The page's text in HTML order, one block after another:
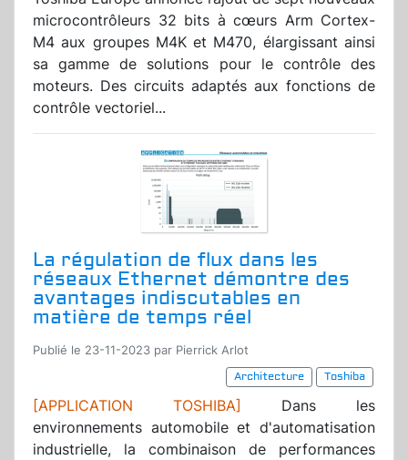
microcontrôleurs 32 bits à cœurs Arm Cortex-
M4 aux groupes M4K et M470, élargissant ainsi
sa gamme de solutions pour le contrôle des
moteurs. Des circuits adaptés aux fonctions de
contrôle vectoriel...
La régulation de flux dans les
réseaux Ethernet démontre des
avantages indiscutables en
matière de temps réel
Publié le 23-11-2023 par Pierrick Arlot
Architecture
Toshiba
[APPLICATION TOSHIBA] Dans les
environnements automobile et d'automatisation
industrielle, la combinaison de performances